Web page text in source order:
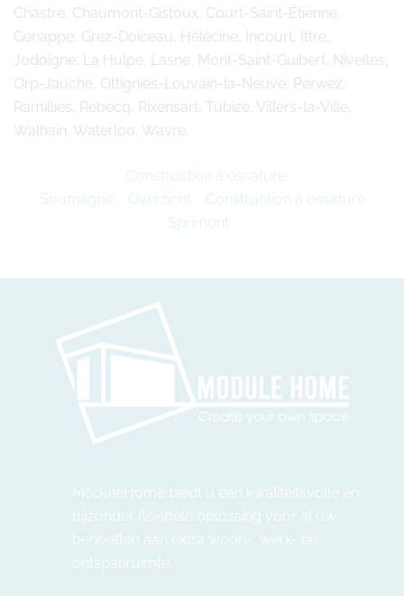
Chastre, Chaumont-Gistoux, Court-Saint-Étienne,
Genappe, Grez-Doiceau, Hélécine, Incourt, Ittre,
Jodoigne, La Hulpe, Lasne, Mont-Saint-Guibert, Nivelles,
Orp-Jauche, Ottignies-Louvain-la-Neuve, Perwez,
Ramillies, Rebecq, Rixensart, Tubize, Villers-la-Ville,
Walhain, Waterloo, Wavre.
Construction à ossature
Soumagne
Overzicht
Construction à ossature
Sprimont
ModuleHome biedt u een kwaliteitsvolle en
bijzonder flexibele oplossing voor al uw
behoeften aan extra woon-, werk- en
ontspanruimte.